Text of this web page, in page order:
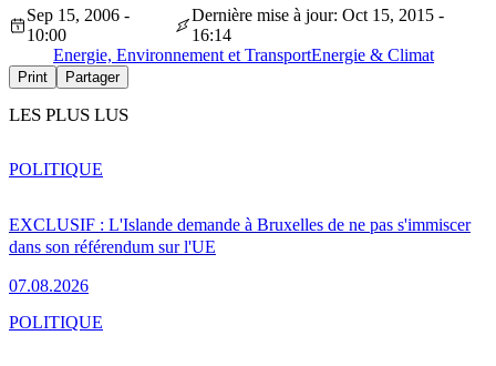
Sep 15, 2006 -
10:00
Dernière mise à jour: Oct 15, 2015 -
16:14
Energie, Environnement et TransportEnergie & Climat
Print Partager
LES PLUS LUS
EXCLUSIF : L'Islande demande à Bruxelles de ne pas s'immiscer
dans son référendum sur l'UE
07.08.2026
POLITIQUE
POLITIQUE